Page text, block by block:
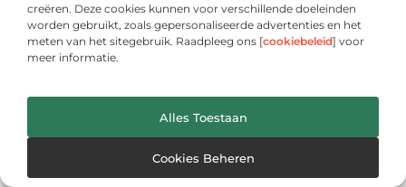
creëren. Deze cookies kunnen voor verschillende doeleinden
worden gebruikt, zoals gepersonaliseerde advertenties en het
meten van het sitegebruik. Raadpleeg ons [cookiebeleid] voor
meer informatie.
Alles Toestaan
Cookies Beheren
Ontdek fysiotherapie in Venray voor optimale
gezondheid
Het handhaven van een goede fysieke gezondheid is cruciaal